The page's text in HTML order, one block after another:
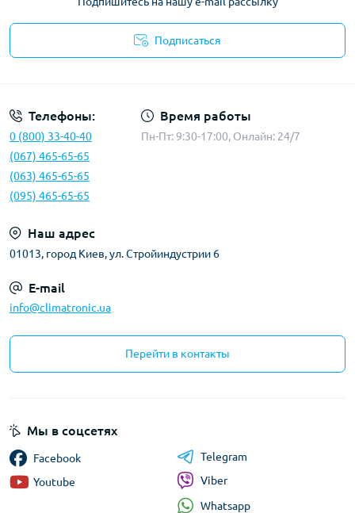
Подписаться
Телефоны:
0 (800) 33-40-40
(067) 465-65-65
(063) 465-65-65
(095) 465-65-65
Время работы
Пн-Пт: 9:30-17:00, Онлайн: 24/7
Наш адрес
01013, город Киев, ул. Стройиндустрии 6
E-mail
info@climatronic.ua
Перейти в контакты
Мы в соцсетях
Facebook
Youtube
Telegram
Viber
Whatsapp